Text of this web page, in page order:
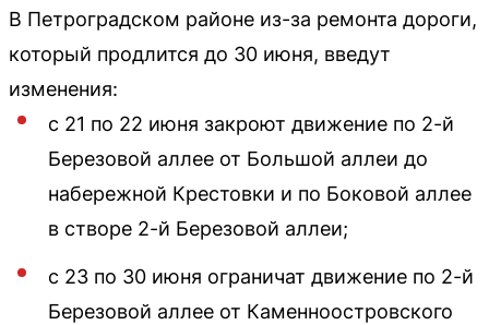
В Петроградском районе из-за ремонта дороги,
который продлится до 30 июня, введут
изменения:
с 21 по 22 июня закроют движение по 2-й
Березовой аллее от Большой аллеи до
набережной Крестовки и по Боковой аллее
в створе 2-й Березовой аллеи;
с 23 по 30 июня ограничат движение по 2-й
Березовой аллее от Каменноостровского